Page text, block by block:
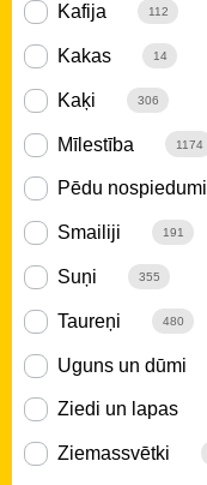
Kafija 112
Kakas 14
Kaķi 306
Mīlestība 1174
Pēdu nospiedumi
Smailiji 191
Suņi 355
Taureņi 480
Uguns un dūmi
Ziedi un lapas
Ziemassvētki